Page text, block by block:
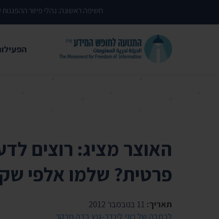
חשיפה ראשונה: נהלי פיזור
קשרי
חדשות
האוצר מציג: רוצים
פרטית? שלמו אלפי
תאריך:
לכתבה של רוני לינדר-גנץ בדה מרקר